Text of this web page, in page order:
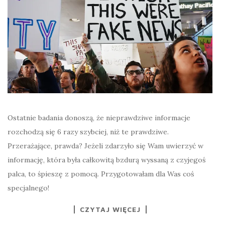
Ostatnie badania donoszą, że nieprawdziwe informacje
rozchodzą się 6 razy szybciej, niż te prawdziwe.
Przerażające, prawda? Jeżeli zdarzyło się Wam uwierzyć w
informację, która była całkowitą bzdurą wyssaną z czyjegoś
palca, to śpieszę z pomocą. Przygotowałam dla Was coś
specjalnego!
CZYTAJ WIĘCEJ